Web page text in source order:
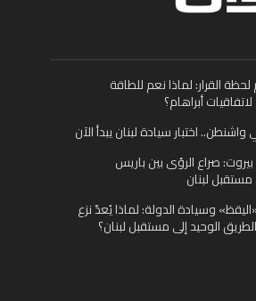
القرار: لماذا نعم للطاقة
أبراهام؟
اختبار سيادة لبنان يبدأ الآن
صراع الرؤى بين باريس
لبنان
«اليقظ» وسيادة الدولة: لماذا يُعدّ نزع
الوحيد إلى مستقبل لبنان؟